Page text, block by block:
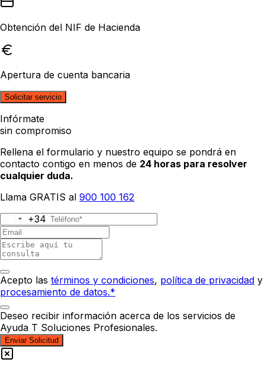
Obtención del NIF de Hacienda
Apertura de cuenta bancaria
Solicitar servicio
Infórmate
sin compromiso
Rellena el formulario y nuestro equipo se pondrá en
contacto contigo en menos de 24 horas para resolver
cualquier duda.
Llama GRATIS al 900 100 162
+34
Acepto las términos y condiciones, política de privacidad y
procesamiento de datos.*
Deseo recibir información acerca de los servicios de
Ayuda T Soluciones Profesionales.
Enviar Solicitud